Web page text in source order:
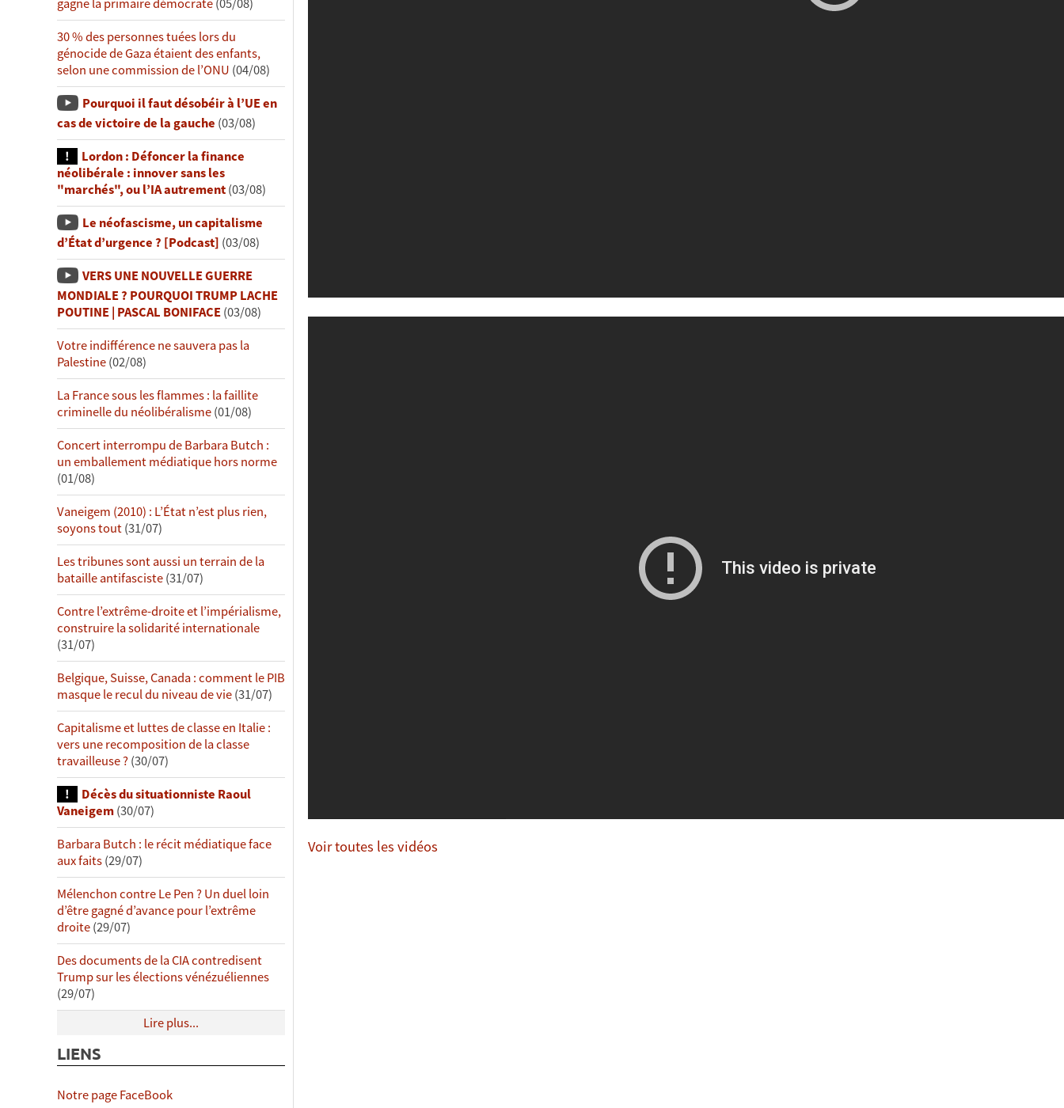
gagne la primaire démocrate(05/08)
30 % des personnes tuées lors du
génocide de Gaza étaient des enfants,
selon une commission de l’ONU (04/08)
Pourquoi il faut désobéir à l’UE en
cas de victoire de la gauche (03/08)
Lordon : Défoncer la finance
néolibérale : innover sans les
"marchés", ou l’IA autrement(03/08)
Le néofascisme, un capitalisme
d’État d’urgence ? [Podcast] (03/08)
VERS UNE NOUVELLE GUERRE
MONDIALE ? POURQUOI TRUMP LACHE
POUTINE | PASCAL BONIFACE(03/08)
Votre indifférence ne sauvera pas la
Palestine(02/08)
La France sous les flammes : la faillite
criminelle du néolibéralisme(01/08)
Concert interrompu de Barbara Butch :
un emballement médiatique hors norme
(01/08)
Vaneigem (2010) : L’État n’est plus rien,
soyons tout(31/07)
Les tribunes sont aussi un terrain de la
bataille antifasciste(31/07)
Contre l’extrême-droite et l’impérialisme,
construire la solidarité internationale
(31/07)
Belgique, Suisse, Canada : comment le PIB
masque le recul du niveau de vie(31/07)
Capitalisme et luttes de classe en Italie :
vers une recomposition de la classe
travailleuse ?(30/07)
Décès du situationniste Raoul
Vaneigem(30/07)
Barbara Butch : le récit médiatique face
aux faits(29/07)
Mélenchon contre Le Pen ? Un duel loin
d’être gagné d’avance pour l’extrême
droite(29/07)
Des documents de la CIA contredisent
Trump sur les élections vénézuéliennes
(29/07)
Lire plus...
LIENS
Notre page FaceBook
Voir toutes les vidéos